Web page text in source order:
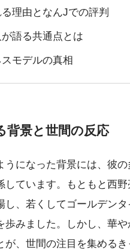
理由となんJでの評判
語る共通点とは
モデルの真相
背景と世間の反応
になった背景には、彼
ています。もともと西
し、若くしてゴールデン
みました。しかし、華
、世間の注目を集める